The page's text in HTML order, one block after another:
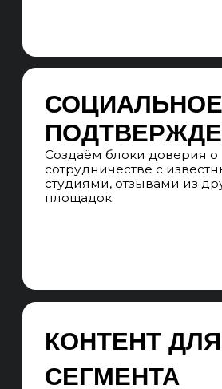
степень конкуренции,
сформированность выдачи и
АНАЛИЗ КОНКУРЕНТОВ
Анализируем сайты конкурентов-
лидеров в поисковом пространстве по
всем регионам продвижения, собирая
лучшие решения на посадочных
страницах, в структуре и ссылочных
профилях.
Углубленно работаем с ключевыми
ключевых слов с меньшей
конкуренцией.